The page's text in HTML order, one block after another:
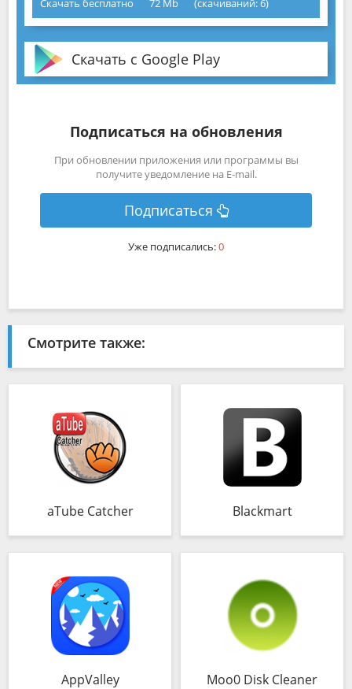
Скачать бесплатно 72 Mb (cкачиваний: 6)
Скачать с Google Play
Подписаться на обновления
При обновлении приложения или программы вы
получите уведомление на E-mail.
Подписаться
Уже подписались:0
Смотрите также:
aTube Catcher Blackmart
AppValley Moo0 Disk Cleaner